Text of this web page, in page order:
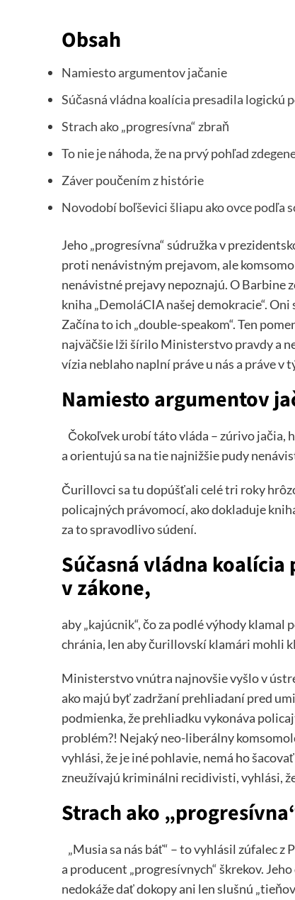
Obsah
Namiesto argumentov jačanie
Súčasná vládna koalícia presadila logickú
Strach ako „progresívna“ zbraň
To nie je náhoda, že na prvý pohľad
Záver poučením z histórie
Novodobí boľševici šliapu ako ovce podľa
Jeho „progresívna“ súdružka v
proti nenávistným prejavom, ale
nenávistné prejavy nepoznajú. O Barbine
kniha „DemoláCIA našej demokracie“.
Začína to ich „double-speakom“. Ten
najväčšie lži šírilo Ministerstvo pravdy a
vízia neblaho naplní práve u nás a práve v
Namiesto argumentov
Čokoľvek urobí táto vláda – zúrivo jačia,
a orientujú sa na tie najnižšie pudy
Čurillovci sa tu dopúšťali celé tri roky
policajných právomocí, ako dokladuje
za to spravodlivo súdení.
Súčasná vládna
v zákone,
aby „kajúcnik“, čo za podlé výhody
chránia, len aby čurillovskí klamári mohli
Ministerstvo vnútra najnovšie vyšlo v
ako majú byť zadržaní prehliadaní pred
podmienka, že prehliadku vykonáva
problém?! Nejaký neo-liberálny
vyhlási, že je iné pohlavie, nemá ho
zneužívajú kriminálni recidivisti, vyhlási,
Strach ako
„Musia sa nás báť“ – to vyhlásil zúfalec
a producent „progresívnych“ škrekov.
nedokáže dať dokopy ani len slušnú